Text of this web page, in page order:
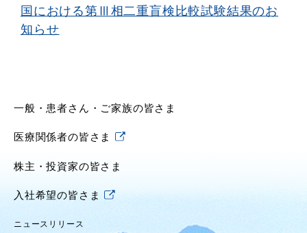
国における第Ⅲ相二重盲検比較試験結果のお
知らせ
一般・患者さん・ご家族の皆さま
医療関係者の皆さま
株主・投資家の皆さま
入社希望の皆さま
ニュースリリース